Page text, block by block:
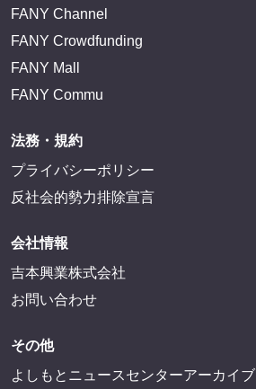
FANY Channel
FANY Crowdfunding
FANY Mall
FANY Commu
法務・規約
プライバシーポリシー
反社会的勢力排除宣言
会社情報
吉本興業株式会社
お問い合わせ
その他
よしもとニュースセンターアーカイブ